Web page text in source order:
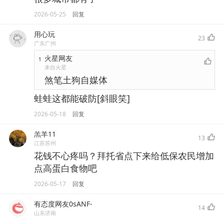
2026-05-25 回复
用心玩
广东广州
23
1 火星网友
来自火星
煞笔土狗自媒体
蛙蛙这都能破防[斜眼笑]
2026-05-18 回复
羔羊11
江苏苏州
13
花钱不心疼吗？拜托省点下来给低保农民增加
点高蛋白食物吧
2026-05-17 回复
有态度网友0sANF-
山东济南
14